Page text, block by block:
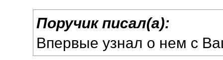
Поручик писал(а):
Впервые узнал о нем с